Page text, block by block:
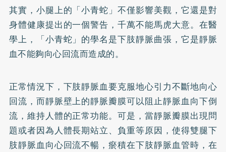
其實，小腿上的「小青蛇」不僅影響美觀，它還是對
身體健康提出的一個警告，千萬不能馬虎大意。在醫
學上，「小青蛇」的學名是下肢靜脈曲張，它是靜脈
血不能夠向心回流而造成的。
正常情況下，下肢靜脈血要克服地心引力不斷地向心
回流，而靜脈壁上的靜脈瓣膜可以阻止靜脈血向下倒
流，維持人體的正常功能。可是，當靜脈瓣膜出現問
題或者因為人體長期站立、負重等原因，使得雙腿下
肢靜脈血向心回流不暢，瘀積在下肢靜脈血管時，在